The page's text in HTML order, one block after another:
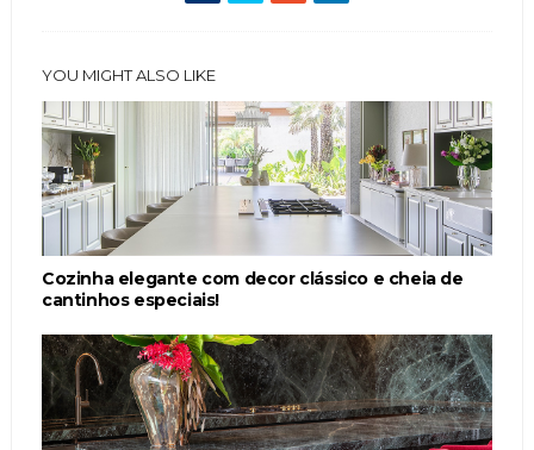
YOU MIGHT ALSO LIKE
Cozinha elegante com decor clássico e cheia de
cantinhos especiais!